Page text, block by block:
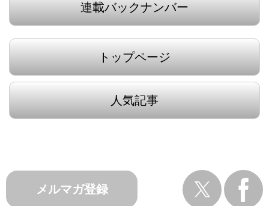
連載バックナンバー
トップページ
人気記事
メルマガ登録